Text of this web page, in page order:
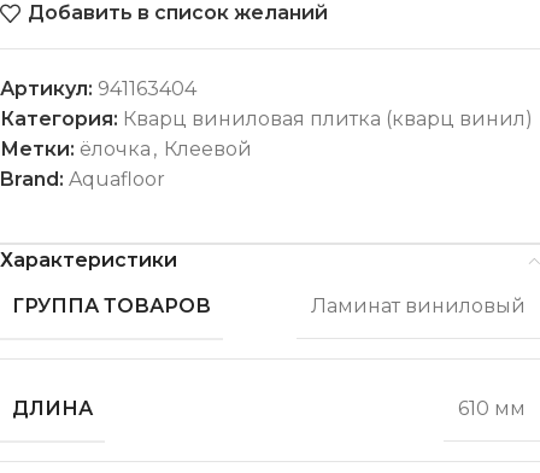
Добавить в список желаний
Артикул: 941163404
Категория: Кварц виниловая плитка (кварц винил)
Метки: ёлочка , Клеевой
Brand: Aquafloor
Характеристики
ГРУППА ТОВАРОВ
Ламинат виниловый
ДЛИНА 610 мм